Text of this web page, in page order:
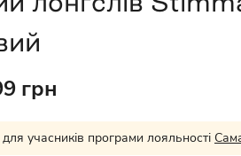
грн
для учасників програми лояльності